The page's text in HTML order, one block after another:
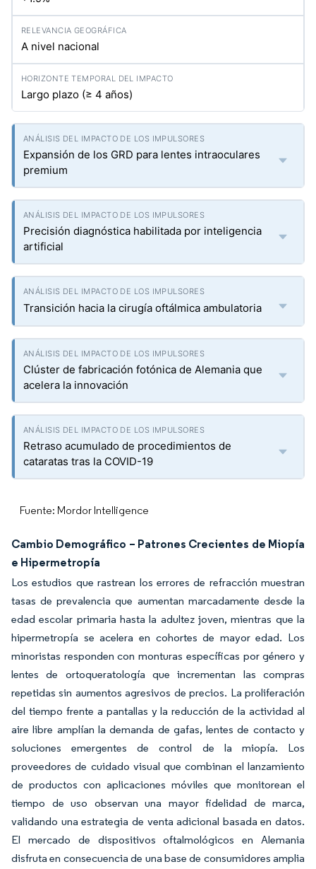
A nivel nacional
Largo plazo (≥ 4 años)
Expansión de los GRD para lentes intraoculares
premium
Precisión diagnóstica habilitada por inteligencia
artificial
Transición hacia la cirugía oftálmica ambulatoria
Clúster de fabricación fotónica de Alemania que
acelera la innovación
Retraso acumulado de procedimientos de
cataratas tras la COVID-19
Fuente: Mordor Intelligence
Cambio Demográfico – Patrones Crecientes de Miopía
e Hipermetropía
Los estudios que rastrean los errores de refracción muestran
tasas de prevalencia que aumentan marcadamente desde la
edad escolar primaria hasta la adultez joven, mientras que la
hipermetropía se acelera en cohortes de mayor edad. Los
minoristas responden con monturas específicas por género y
lentes de ortoqueratología que incrementan las compras
repetidas sin aumentos agresivos de precios. La proliferación
del tiempo frente a pantallas y la reducción de la actividad al
aire libre amplían la demanda de gafas, lentes de contacto y
soluciones emergentes de control de la miopía. Los
proveedores de cuidado visual que combinan el lanzamiento
de productos con aplicaciones móviles que monitorean el
tiempo de uso observan una mayor fidelidad de marca,
validando una estrategia de venta adicional basada en datos.
El mercado de dispositivos oftalmológicos en Alemania
disfruta en consecuencia de una base de consumidores amplia